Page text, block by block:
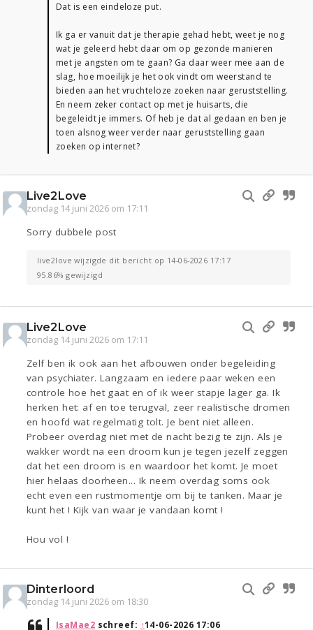
Dat is een eindeloze put.
Ik ga er vanuit dat je therapie gehad hebt, weet je nog
wat je geleerd hebt daar om op gezonde manieren
met je angsten om te gaan? Ga daar weer mee aan de
slag, hoe moeilijk je het ook vindt om weerstand te
bieden aan het vruchteloze zoeken naar geruststelling.
En neem zeker contact op met je huisarts, die
begeleidt je immers. Of heb je dat al gedaan en ben je
toen alsnog weer verder naar geruststelling gaan
zoeken op internet?
Live2Love
zondag 14 juni 2026 om 17:11
Sorry dubbele post
live2love wijzigde dit bericht op 14-06-2026 17:17
95.86% gewijzigd
Live2Love
zondag 14 juni 2026 om 17:11
Zelf ben ik ook aan het afbouwen onder begeleiding
van psychiater. Langzaam en iedere paar weken een
controle hoe het gaat en of ik weer stapje lager ga. Ik
herken het: af en toe terugval, zeer realistische dromen
en hoofd wat regelmatig tolt. Je bent niet alleen.
Probeer overdag niet met de nacht bezig te zijn. Als je
wakker wordt na een droom kun je tegen jezelf zeggen
dat het een droom is en waardoor het komt. Je moet
hier helaas doorheen... Ik neem overdag soms ook
echt even een rustmomentje om bij te tanken. Maar je
kunt het ! Kijk van waar je vandaan komt !
Hou vol !
Dinterloord
zondag 14 juni 2026 om 18:30
IsaMae2 schreef: ↑14-06-2026 17:06